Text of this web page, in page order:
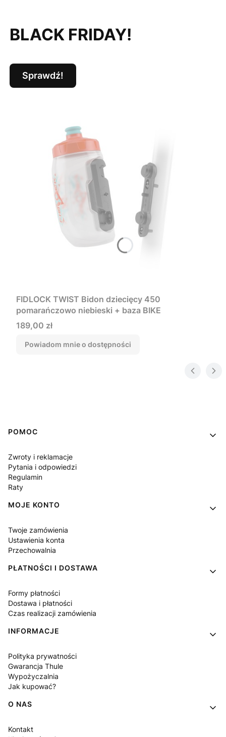
BLACK FRIDAY!
Sprawdź!
FIDLOCK TWIST Bidon dziecięcy 450
pomarańczowo niebieski + baza BIKE
Cena
189,00 zł
Powiadom mnie o dostępności
Linki w stopce
POMOC
Zwroty i reklamacje
Pytania i odpowiedzi
Regulamin
Raty
MOJE KONTO
Twoje zamówienia
Ustawienia konta
Przechowalnia
PŁATNOŚCI I DOSTAWA
Formy płatności
Dostawa i płatności
Czas realizacji zamówienia
INFORMACJE
Polityka prywatności
Gwarancja Thule
Wypożyczalnia
Jak kupować?
O NAS
Kontakt